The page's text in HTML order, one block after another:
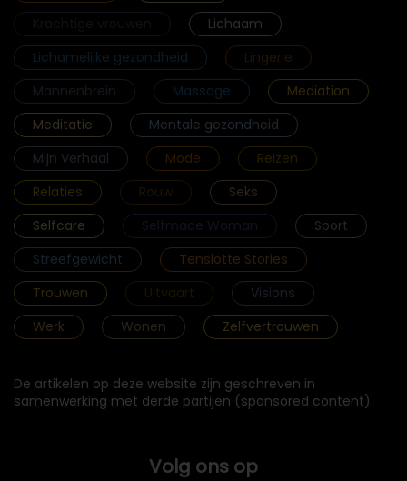
Lichaam
Lichamelijke gezondheid
Lingerie
Mannenbrein
Massage
Mediation
Meditatie
Mentale gezondheid
Mijn Verhaal
Mode
Reizen
Relaties
Rouw
Seks
Selfcare
Selfmade Woman
Sport
Streefgewicht
Tenslotte Stories
Trouwen
Uitvaart
Visions
Werk
Wonen Zelfvertrouwen
De artikelen op deze website zijn geschreven in
samenwerking met derde partijen (sponsored content).
Volg ons op